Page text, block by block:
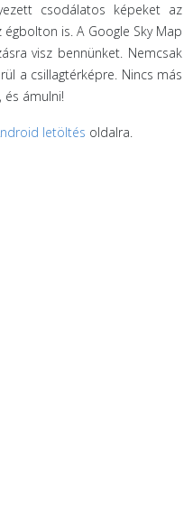
csodálatos képeket az
is. A Google Sky Map
visz bennünket. Nemcsak
a csillagtérképre. Nincs más
és ámulni!
letöltés oldalra.